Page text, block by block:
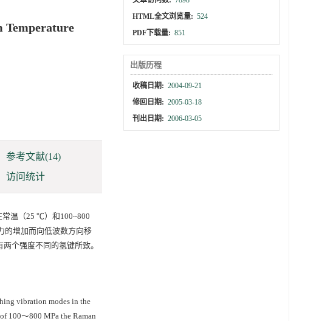
Temperature
参考文献(14)
访问统计
常温（25 ℃）和100~800
的增加而向低波数方向移
个强度不同的氢键所致。
vibration modes in the
100～800 MPa the Raman
HTML全文浏览量: 524
PDF下载量: 851
出版历程
收稿日期: 2004-09-21
修回日期: 2005-03-18
刊出日期: 2006-03-05